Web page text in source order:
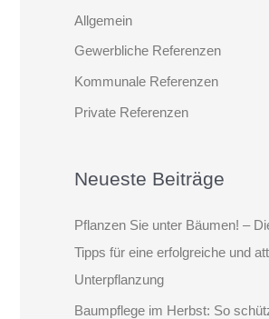
e
c
:
Allgemein
Gewerbliche Referenzen
Kommunale Referenzen
Private Referenzen
Neueste Beiträge
Pflanzen Sie unter Bäumen! –
Tipps für eine erfolgreiche und
Unterpflanzung
Baumpflege im Herbst: So